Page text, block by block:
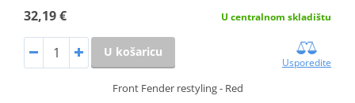
32,19 € U centralnom skladištu
U košaricu
Usporedite
Front Fender restyling - Red